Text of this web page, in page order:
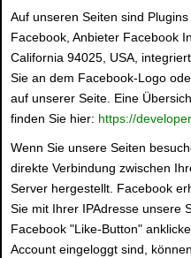
Auf unseren Seiten sind
Facebook, Anbieter Facebook
California 94025, USA,
Sie an dem Facebook-Logo
auf unserer Seite. Eine
finden Sie hier: https://
Wenn Sie unsere Seiten
direkte Verbindung zwischen
Server hergestellt. Facebook
Sie mit Ihrer IPAdresse unsere
Facebook "Like-Button"
Account eingeloggt sind,